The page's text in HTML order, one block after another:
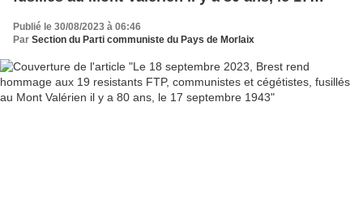
septembre 1943
Publié le 30/08/2023 à 06:46
Par Section du Parti communiste du Pays de Morlaix